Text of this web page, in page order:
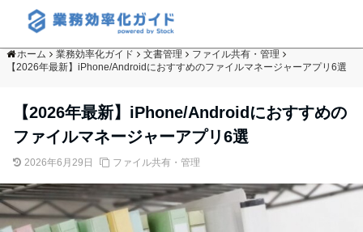
ホーム 業務効率化ガイド 文書管理
ファイル共有・管理
【2026年最新】iPhone/Androidにおすすめのファイルマネージャーアプリ6選
【2026年最新】iPhone/Androidにおすすめの
ファイルマネージャーアプリ6選
2026年6月29日 ファイル共有・管理